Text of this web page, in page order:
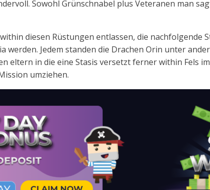
Sowohl Grünschnabel plus Veteranen man
diesen Rüstungen entlassen, die
Jedem standen die Drachen Orin unter
eltern in die eine Stasis versetzt ferner within Fels
umziehen.